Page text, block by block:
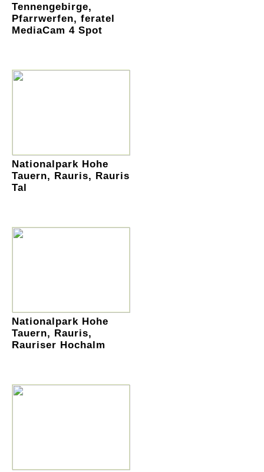
Tennengebirge,
Pfarrwerfen, feratel
MediaCam 4 Spot
Nationalpark Hohe
Tauern, Rauris, Rauris
Tal
Nationalpark Hohe
Tauern, Rauris,
Rauriser Hochalm